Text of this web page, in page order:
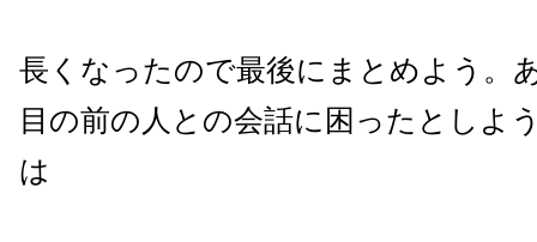
長くなったので最後にまとめよう。
目の前の人との会話に困ったとしよ
は